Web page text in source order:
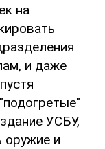
на
и даже
УСБУ,
оружие и